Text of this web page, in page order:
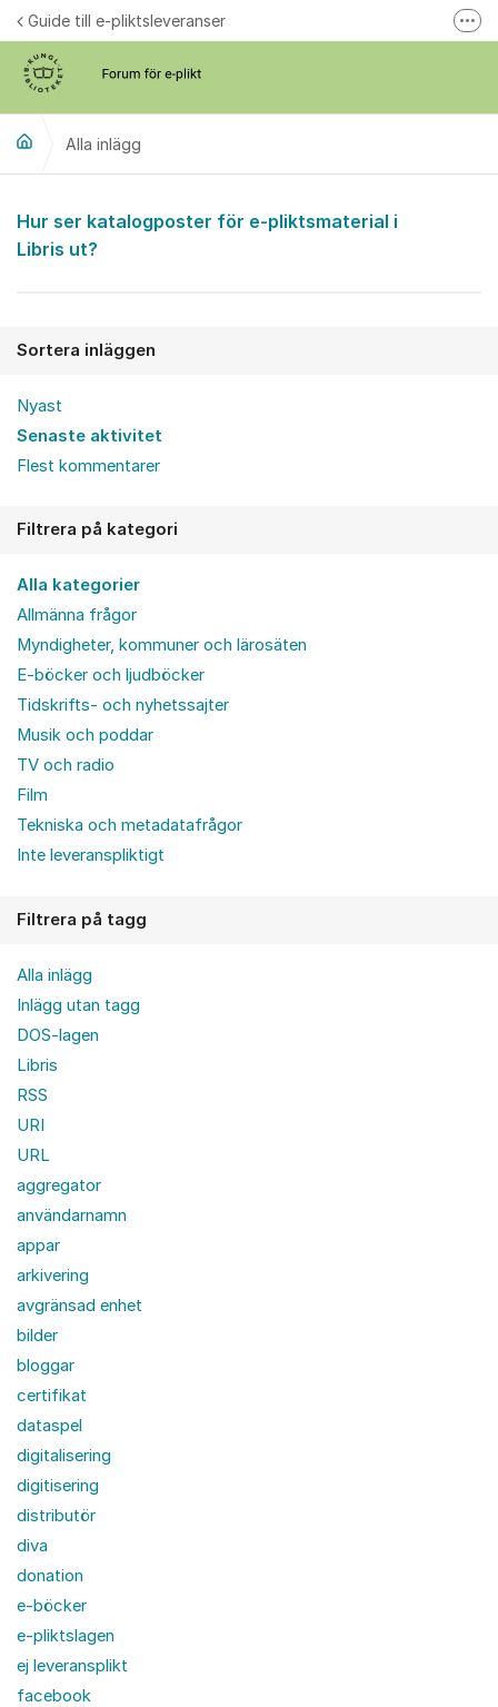
Hoppa till innehåll
Guide till e-pliktsleveranser
Alla inlägg
Alla inlägg
Hur ser katalogposter för e-pliktsmaterial i
Libris ut?
Sortera inläggen
Nyast
Senaste aktivitet
Flest kommentarer
Filtrera på kategori
Alla kategorier
Allmänna frågor
Myndigheter, kommuner och lärosäten
E-böcker och ljudböcker
Tidskrifts- och nyhetssajter
Musik och poddar
TV och radio
Film
Tekniska och metadatafrågor
Inte leveranspliktigt
Filtrera på tagg
Alla inlägg
Inlägg utan tagg
DOS-lagen
Libris
RSS
URI
URL
aggregator
användarnamn
appar
arkivering
avgränsad enhet
bilder
bloggar
certifikat
dataspel
digitalisering
digitisering
distributör
diva
donation
e-böcker
e-pliktslagen
ej leveransplikt
facebook